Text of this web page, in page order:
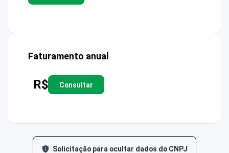
Faturamento anual
R$ Consultar
Solicitação para ocultar dados do CNPJ